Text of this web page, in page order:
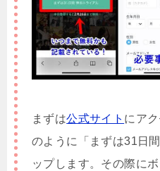
まずは公式サイト にア
のように「まずは31日
ップします。その際に